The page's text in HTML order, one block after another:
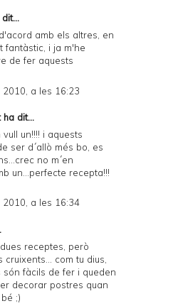
dit...
amb els altres, en
fantàstic, i ja m'he
de fer aquests
a les 16:23
ha dit...
vull un!!!! i aquests
ser d´allò més bo, es
no m´en
un...perfecte recepta!!!
2010, a les 16:34
receptes, però
com tu dius,
són fàcils de fer i queden
decorar postres quan
;)